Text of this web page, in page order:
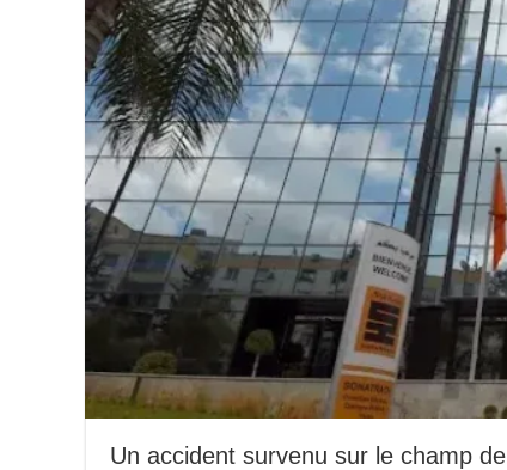
Un accident survenu sur le champ